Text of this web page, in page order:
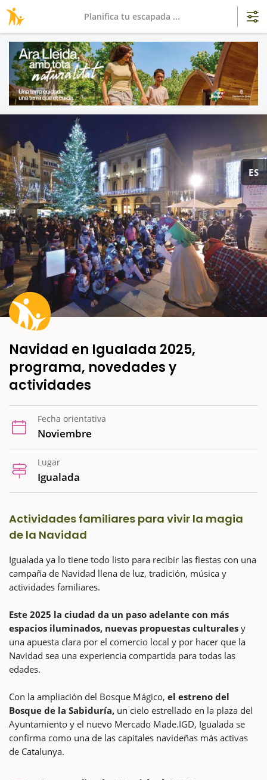
ES
Navidad en Igualada 2025,
programa, novedades y
actividades
Fecha orientativa
Noviembre
Lugar
Igualada
Actividades familiares para vivir la magia
de la Navidad
Igualada ya lo tiene todo listo para recibir las fiestas con una
campaña de Navidad llena de luz, tradición, música y
actividades familiares.
Este 2025 la ciudad da un paso adelante con más
espacios iluminados, nuevas propuestas culturales y
una apuesta clara por el comercio local y por hacer que la
Navidad sea una experiencia compartida para todas las
edades.
Con la ampliación del Bosque Mágico, el estreno del
Bosque de la Sabiduría, un cielo estrellado en la plaza del
Ayuntamiento y el nuevo Mercado Made.IGD, Igualada se
confirma como una de las capitales navideñas más activas
de Catalunya.
Planifica tu escapada ...